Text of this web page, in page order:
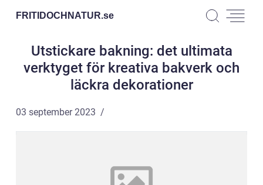
FRITIDOCHNATUR.se
Utstickare bakning: det ultimata
verktyget för kreativa bakverk och
läckra dekorationer
03 september 2023